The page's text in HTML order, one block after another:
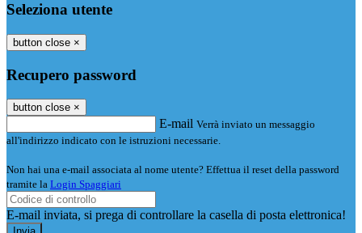
Seleziona utente
button close ×
Recupero password
button close ×
E-mail Verrà inviato un messaggio
all'indirizzo indicato con le istruzioni necessarie.
Non hai una e-mail associata al nome utente? Effettua il reset della password
tramite la Login Spaggiari
E-mail inviata, si prega di controllare la casella di posta elettronica!